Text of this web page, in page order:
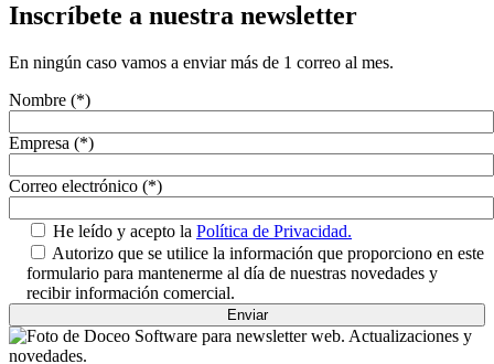
Inscríbete a nuestra newsletter
En ningún caso vamos a enviar más de 1 correo al mes.
Nombre (*)
Empresa (*)
Correo electrónico (*)
He leído y acepto la Política de Privacidad.
Autorizo que se utilice la información que proporciono en este
formulario para mantenerme al día de nuestras novedades y
recibir información comercial.